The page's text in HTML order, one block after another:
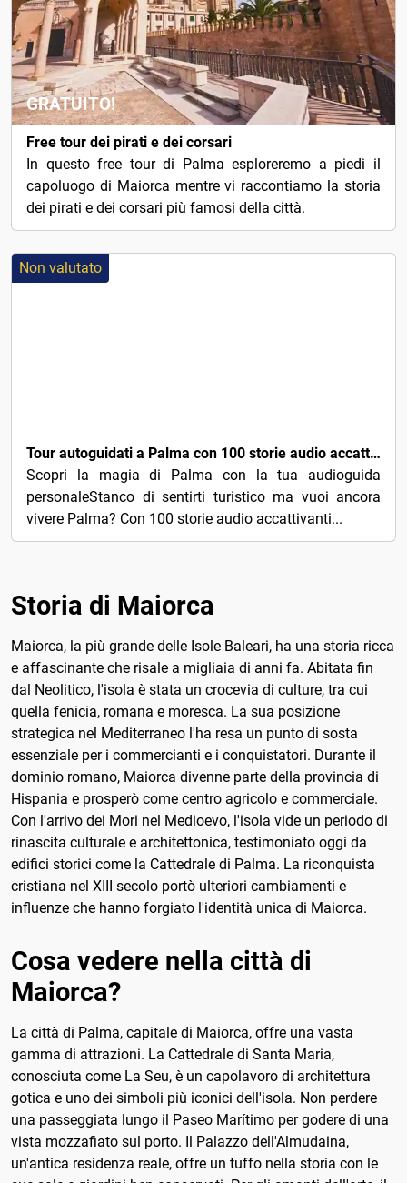
GRATUITO!
Free tour dei pirati e dei corsari
In questo free tour di Palma esploreremo a piedi il
capoluogo di Maiorca mentre vi raccontiamo la storia
dei pirati e dei corsari più famosi della città.
Non valutato
Tour autoguidati a Palma con 100 storie audio accattivanti
Scopri la magia di Palma con la tua audioguida
personaleStanco di sentirti turistico ma vuoi ancora
vivere Palma? Con 100 storie audio accattivanti...
Storia di Maiorca
Maiorca, la più grande delle Isole Baleari, ha una storia ricca
e affascinante che risale a migliaia di anni fa. Abitata fin
dal Neolitico, l'isola è stata un crocevia di culture, tra cui
quella fenicia, romana e moresca. La sua posizione
strategica nel Mediterraneo l'ha resa un punto di sosta
essenziale per i commercianti e i conquistatori. Durante il
dominio romano, Maiorca divenne parte della provincia di
Hispania e prosperò come centro agricolo e commerciale.
Con l'arrivo dei Mori nel Medioevo, l'isola vide un periodo di
rinascita culturale e architettonica, testimoniato oggi da
edifici storici come la Cattedrale di Palma. La riconquista
cristiana nel XIII secolo portò ulteriori cambiamenti e
influenze che hanno forgiato l'identità unica di Maiorca.
Cosa vedere nella città di
Maiorca?
La città di Palma, capitale di Maiorca, offre una vasta
gamma di attrazioni. La Cattedrale di Santa Maria,
conosciuta come La Seu, è un capolavoro di architettura
gotica e uno dei simboli più iconici dell'isola. Non perdere
una passeggiata lungo il Paseo Marítimo per godere di una
vista mozzafiato sul porto. Il Palazzo dell'Almudaina,
un'antica residenza reale, offre un tuffo nella storia con le